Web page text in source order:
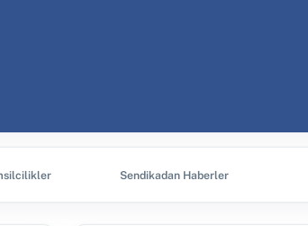
Sendikadan Haberler